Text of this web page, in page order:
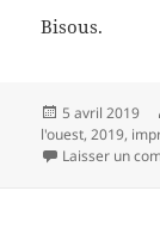
Bisous.
Publié
le
5 avril 2019
l'ouest,2019,
Laisser un